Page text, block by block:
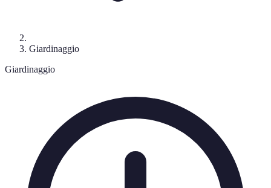
Giardinaggio
Giardinaggio